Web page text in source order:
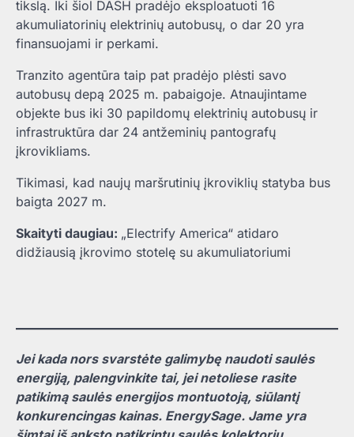
tikslą. Iki šiol DASH pradėjo eksploatuoti 16
akumuliatorinių elektrinių autobusų, o dar 20 yra
finansuojami ir perkami.
Tranzito agentūra taip pat pradėjo plėsti savo
autobusų depą 2025 m. pabaigoje. Atnaujintame
objekte bus iki 30 papildomų elektrinių autobusų ir
infrastruktūra dar 24 antžeminių pantografų
įkrovikliams.
Tikimasi, kad naujų maršrutinių įkroviklių statyba bus
baigta 2027 m.
Skaityti daugiau: „Electrify America“ atidaro
didžiausią įkrovimo stotelę su akumuliatoriumi
Jei kada nors svarstėte galimybę naudoti saulės
energiją, palengvinkite tai, jei netoliese rasite
patikimą saulės energijos montuotoją, siūlantį
konkurencingas kainas. EnergySage. Jame yra